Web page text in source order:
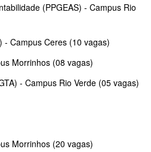
(PPGEAS) - Campus Rio
- Campus Ceres (10 vagas)
Morrinhos (08 vagas)
- Campus Rio Verde (05 vagas)
Morrinhos (20 vagas)